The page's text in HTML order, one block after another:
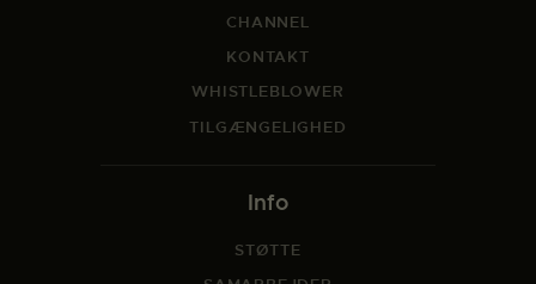
CHANNEL
KONTAKT
WHISTLEBLOWER
TILGÆNGELIGHED
Info
STØTTE